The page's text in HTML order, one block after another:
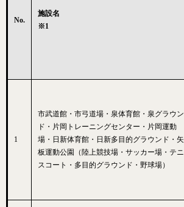
No.
施設名
※1
1
市武道館・市弓道場・泉体育館・泉グラウン
ド・片岡トレーニングセンター・片岡運動
場・日新体育館・日新多目的グラウンド・矢
板運動公園（陸上競技場・サッカー場・テニ
スコート・多目的グラウンド・野球場）